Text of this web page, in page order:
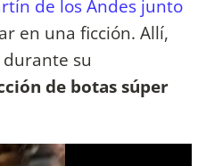
de los Andes junto
en una ficción. Allí,
durante su
de botas súper